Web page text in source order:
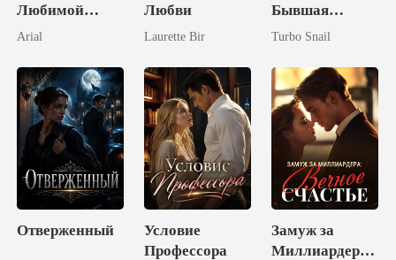
Любимой
Наследницы
Arial
Любви
Laurette Bir
Бывшая
Теперь
Миллиардер
Turbo Snail
Отверженный
Условие
Профессора
Замуж за
Миллиардера: